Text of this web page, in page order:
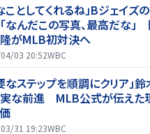
ことしてくれるね」Bジェイズ
なんだこの写真、最高だな」
がMLB初対決へ
03 20:52WBC
なステップを順調にクリア」
な前進 MLB公式が伝えた
31 19:23WBC